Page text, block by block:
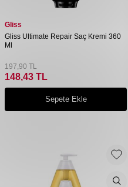
Gliss
Gliss Ultimate Repair Saç Kremi 360
Ml
197,90 TL
148,43 TL
Sepete Ekle